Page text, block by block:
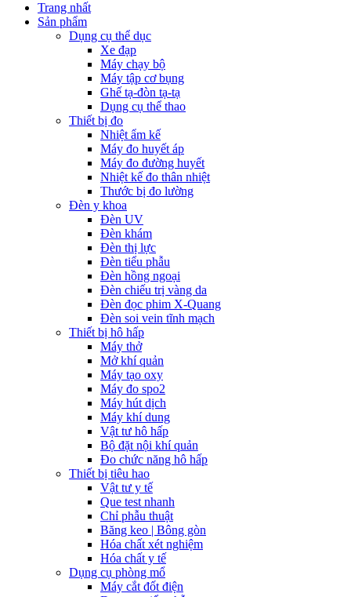
Trang nhất
Sản phẩm
Dụng cụ thể dục
Xe đạp
Máy chạy bộ
Máy tập cơ bụng
Ghế tạ-đòn tạ-tạ
Dụng cụ thể thao
Thiết bị đo
Nhiệt ẩm kế
Máy đo huyết áp
Máy đo đường huyết
Nhiệt kế đo thân nhiệt
Thước bị đo lường
Đèn y khoa
Đèn UV
Đèn khám
Đèn thị lực
Đèn tiểu phẫu
Đèn hồng ngoại
Đèn chiếu trị vàng da
Đèn đọc phim X-Quang
Đèn soi vein tĩnh mạch
Thiết bị hô hấp
Máy thở
Mở khí quản
Máy tạo oxy
Máy đo spo2
Máy hút dịch
Máy khí dung
Vật tư hô hấp
Bộ đặt nội khí quản
Đo chức năng hô hấp
Thiết bị tiêu hao
Vật tư y tế
Que test nhanh
Chỉ phẫu thuật
Băng keo | Bông gòn
Hóa chất xét nghiệm
Hóa chất y tế
Dụng cụ phòng mổ
Máy cắt đốt điện